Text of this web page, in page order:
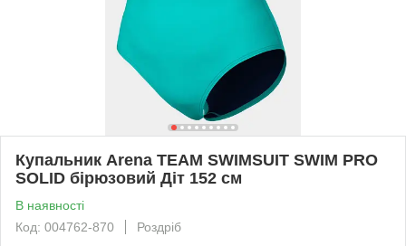
Купальник Arena TEAM SWIMSUIT SWIM PRO
SOLID бірюзовий Діт 152 см
В наявності
Код: 004762-870
Роздріб